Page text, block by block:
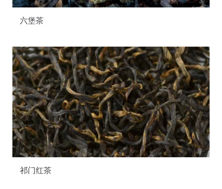
六堡茶
祁门红茶